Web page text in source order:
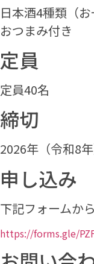
日本酒4種類（お
おつまみ付き
定員
定員40名
締切
2026年（令和8
申し込み
下記フォームか
https://forms.gle/